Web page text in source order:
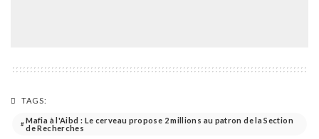
TAGS:
Mafia à l'Aibd : Le cerveau propose 2 millions au patron de la Section
de Recherches